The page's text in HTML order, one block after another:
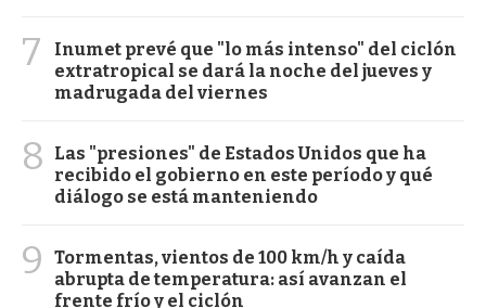
7
Inumet prevé que "lo más intenso" del ciclón
extratropical se dará la noche del jueves y
madrugada del viernes
8
Las "presiones" de Estados Unidos que ha
recibido el gobierno en este período y qué
diálogo se está manteniendo
9
Tormentas, vientos de 100 km/h y caída
abrupta de temperatura: así avanzan el
frente frío y el ciclón